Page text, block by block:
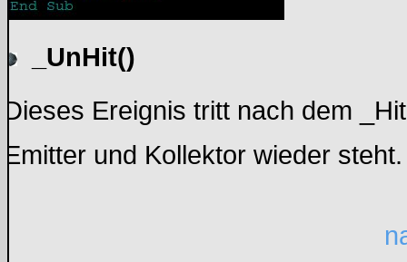
_UnHit()
Dieses Ereignis tritt nach dem
Emitter und Kollektor wieder steht.